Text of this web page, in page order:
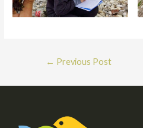
← Previous Post